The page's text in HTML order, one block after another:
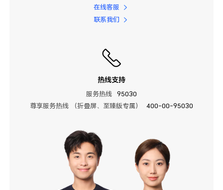
在线客服
联系我们
热线支持
服务热线
95030
尊享服务热线 （折叠屏、至臻版专属）
400-00-95030